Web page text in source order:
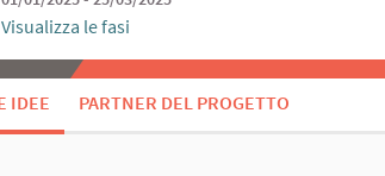
Visualizza le fasi
IDEE PARTNER DEL PROGETTO